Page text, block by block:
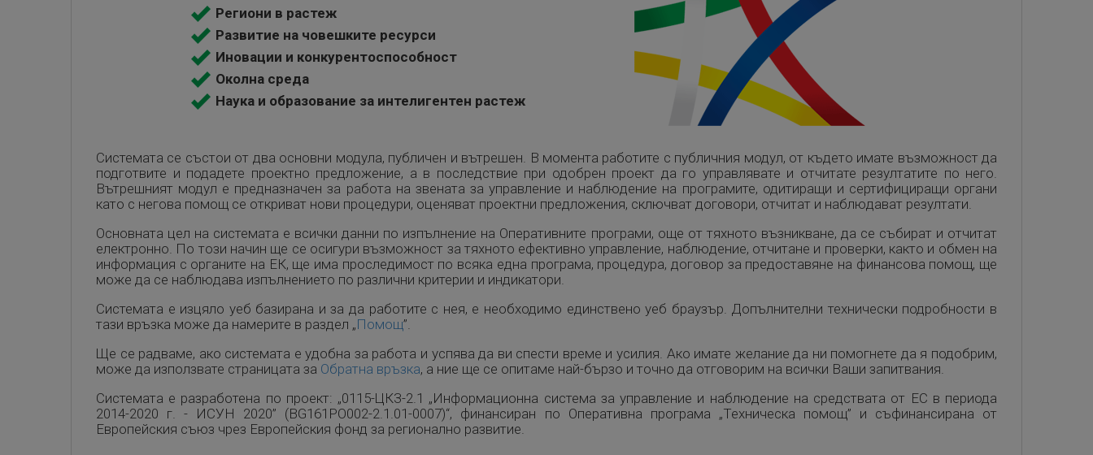
Региони в растеж
Развитие на човешките ресурси
Иновации и конкурентоспособност
Околна среда
Наука и образование за интелигентен растеж
Системата се състои от два основни модула, публичен и вътрешен. В момента работите с публичния модул, от където имате възможност да
подготвите и подадете проектно предложение, а в последствие при одобрен проект да го управлявате и отчитате резултатите по него.
Вътрешният модул е предназначен за работа на звената за управление и наблюдение на програмите, одитиращи и сертифициращи органи
като с негова помощ се откриват нови процедури, оценяват проектни предложения, сключват договори, отчитат и наблюдават резултати.
Основната цел на системата е всички данни по изпълнение на Оперативните програми, още от тяхното възникване, да се събират и отчитат
електронно. По този начин ще се осигури възможност за тяхното ефективно управление, наблюдение, отчитане и проверки, както и обмен на
информация с органите на ЕК, ще има проследимост по всяка една програма, процедура, договор за предоставяне на финансова помощ, ще
може да се наблюдава изпълнението по различни критерии и индикатори.
Системата е изцяло уеб базирана и за да работите с нея, е необходимо единствено уеб браузър. Допълнителни технически подробности в
тази връзка може да намерите в раздел „Помощ”.
Ще се радваме, ако системата е удобна за работа и успява да ви спести време и усилия. Ако имате желание да ни помогнете да я подобрим,
може да използвате страницата за Обратна връзка, а ние ще се опитаме най-бързо и точно да отговорим на всички Ваши запитвания.
Системата е разработена по проект: „0115-ЦКЗ-2.1 „Информационна система за управление и наблюдение на средствата от ЕС в периода
2014-2020 г. - ИСУН 2020” (BG161PO002-2.1.01-0007)“, финансиран по Оперативна програма „Техническа помощ” и съфинансирана от
Европейския съюз чрез Европейския фонд за регионално развитие.